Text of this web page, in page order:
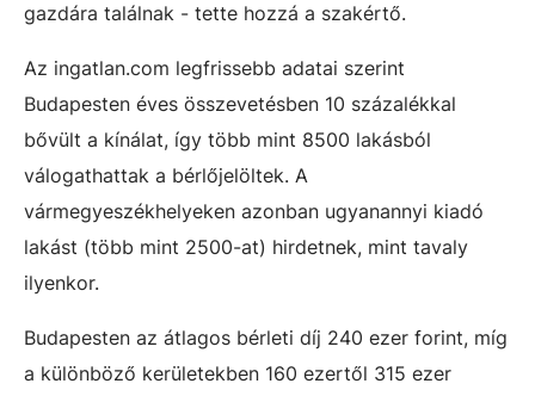
gazdára találnak - tette hozzá a szakértő.
Az ingatlan.com legfrissebb adatai szerint
Budapesten éves összevetésben 10 százalékkal
bővült a kínálat, így több mint 8500 lakásból
válogathattak a bérlőjelöltek. A
vármegyeszékhelyeken azonban ugyanannyi kiadó
lakást (több mint 2500-at) hirdetnek, mint tavaly
ilyenkor.
Budapesten az átlagos bérleti díj 240 ezer forint, míg
a különböző kerületekben 160 ezertől 315 ezer